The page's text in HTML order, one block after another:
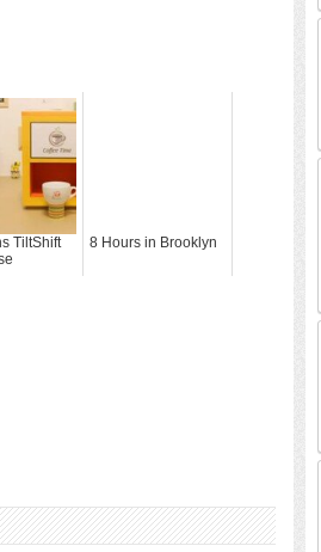
TiltShift
8 Hours in Brooklyn